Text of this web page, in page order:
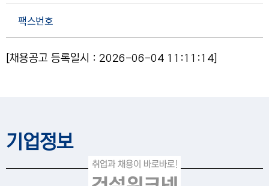
팩스번호
[채용공고 등록일시 : 2026-06-04 11:11:14]
기업정보